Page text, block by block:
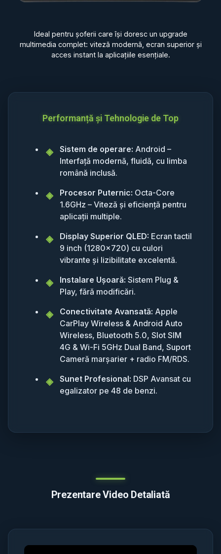
Ideal pentru șoferii care își doresc un upgrade
multimedia complet: viteză modernă, ecran superior și
acces instant la aplicațiile esențiale.
Performanță și Tehnologie de Top
Sistem de operare: Android –
Interfață modernă, fluidă, cu limba
română inclusă.
Procesor Puternic: Octa-Core
1.6GHz – Viteză și eficiență pentru
aplicații multiple.
Display Superior QLED: Ecran tactil
9 inch (1280x720) cu culori
vibrante și lizibilitate excelentă.
Instalare Ușoară: Sistem Plug &
Play, fără modificări.
Conectivitate Avansată: Apple
CarPlay Wireless & Android Auto
Wireless, Bluetooth 5.0, Slot SIM
4G & Wi-Fi 5GHz Dual Band, Suport
Cameră marșarier + radio FM/RDS.
Sunet Profesional: DSP Avansat cu
egalizator pe 48 de benzi.
Prezentare Video Detaliată